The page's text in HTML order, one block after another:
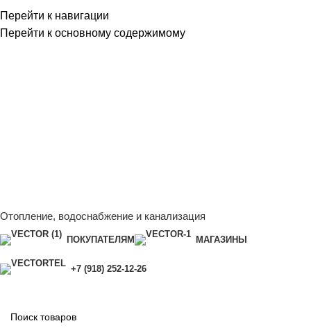
Перейти к навигации
Перейти к основному содержимому
Отопление, водоснабжение и канализация
ПОКУПАТЕЛЯМ МАГАЗИНЫ
+7 (918) 252-12-26